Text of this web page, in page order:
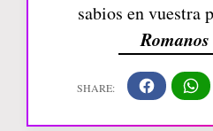
sabios en vuestra